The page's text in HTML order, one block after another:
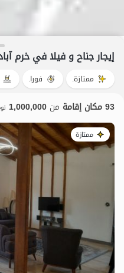
إيجار جناح و فيلا في خرم
ممتازة. فورا.
93 مكان إقامة من 1,000,000
ممتازة